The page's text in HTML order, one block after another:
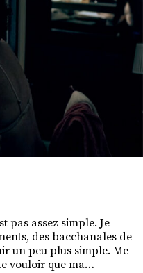
pas assez simple. Je
des bacchanales de
un peu plus simple. Me
vouloir que ma…